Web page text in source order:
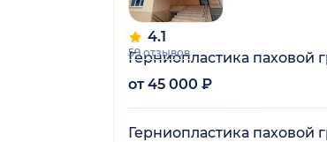
4.1
59 отзывов
Герниопластика паховой
от 45 000 ₽
Герниопластика паховой